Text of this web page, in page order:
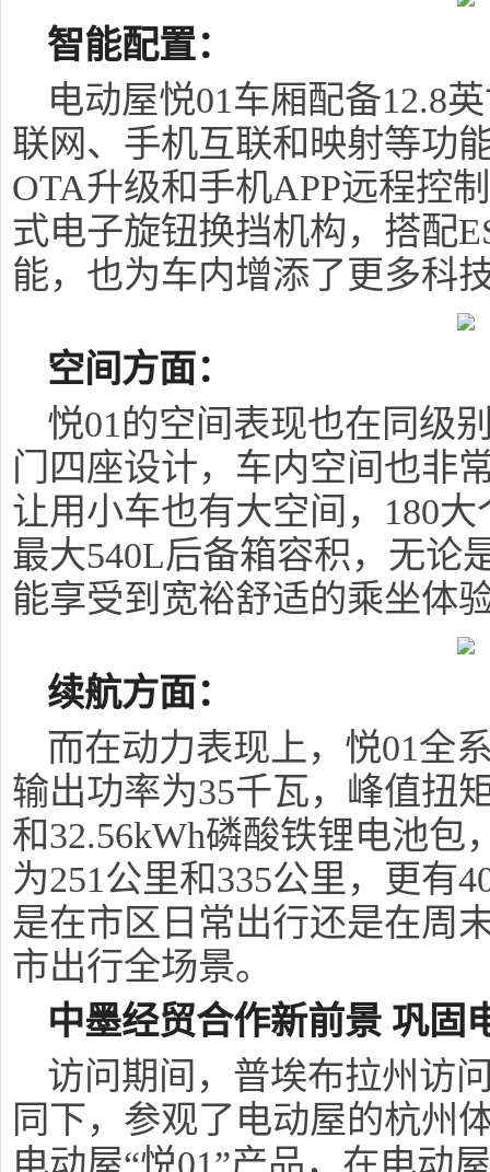
智能配置：
电动屋悦01车厢配备12.8
联网、手机互联和映射等功
OTA升级和手机APP远程控
式电子旋钮换挡机构，搭配
能，也为车内增添了更多科
空间方面：
悦01的空间表现也在同级
门四座设计，车内空间也非
让用小车也有大空间，180
最大540L后备箱容积，无论
能享受到宽裕舒适的乘坐体
续航方面：
而在动力表现上，悦01全
输出功率为35千瓦，峰值扭
和32.56kWh磷酸铁锂电池包
为251公里和335公里，更有
是在市区日常出行还是在周
市出行全场景。
中墨经贸合作新前景 巩固
访问期间，普埃布拉州访
同下，参观了电动屋的杭州
电动屋“悦01”产品，在电动